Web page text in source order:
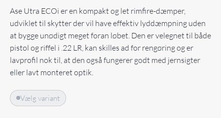
Ase Utra ECOi er en kompakt og let rimfire-dæmper,
udviklet til skytter der vil have effektiv lyddæmpning uden
at bygge unødigt meget foran løbet. Den er velegnet til både
pistol og riffel i .22 LR, kan skilles ad for rengøring og er
lavprofil nok til, at den også fungerer godt med jernsigter
eller lavt monteret optik.
Vælg variant